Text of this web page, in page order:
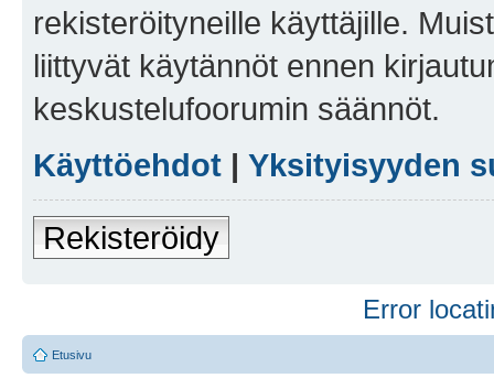
rekisteröityneille käyttäjille.
liittyvät käytännöt ennen
keskustelufoorumin säännöt.
Käyttöehdot | Yksityisyyden
Rekisteröidy
Error
Etusivu